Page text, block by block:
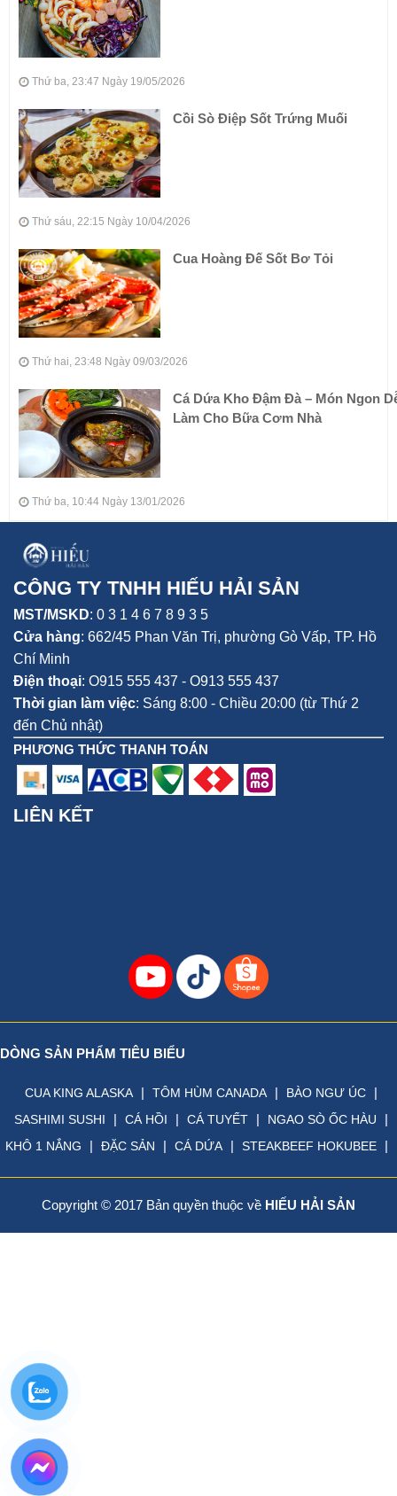
Thứ ba, 23:47 Ngày 19/05/2026
Cồi Sò Điệp Sốt Trứng Muối
Thứ sáu, 22:15 Ngày 10/04/2026
Cua Hoàng Đế Sốt Bơ Tỏi
Thứ hai, 23:48 Ngày 09/03/2026
Cá Dứa Kho Đậm Đà – Món Ngon
Làm Cho Bữa Cơm Nhà
Thứ ba, 10:44 Ngày 13/01/2026
CÔNG TY TNHH HIẾU HẢI SẢN
MST/MSKD: 0 3 1 4 6 7 8 9 3 5
Cửa hàng: 662/45 Phan Văn Trị, phường Gò Vấp, TP. Hồ
Chí Minh
Điện thoại: O915 555 437 - O913 555 437
Thời gian làm việc: Sáng 8:00 - Chiều 20:00 (từ Thứ 2
đến Chủ nhật)
PHƯƠNG THỨC THANH TOÁN
LIÊN KẾT
DÒNG SẢN PHẨM TIÊU BIỂU
CUA KING ALASKA | TÔM HÙM CANADA | BÀO NGƯ ÚC |
SASHIMI SUSHI | CÁ HỒI | CÁ TUYẾT | NGAO SÒ ỐC HÀU |
KHÔ 1 NẮNG | ĐẶC SẢN | CÁ DỨA | STEAKBEEF HOKUBEE |
Copyright © 2017 Bản quyền thuộc về HIẾU HẢI SẢN